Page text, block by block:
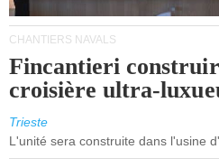
CHANTIERS NAVALS
Fincantieri
croisière ultra-
Trieste
L'unité sera construite dans l'usine